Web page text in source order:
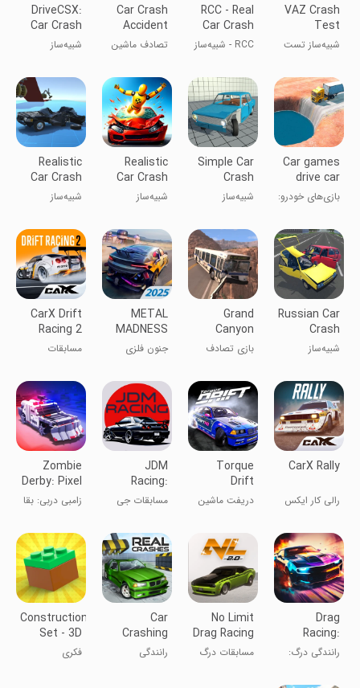
VAZ Crash
Test
Simulator 2
شبیه‌ساز تست
RCC - Real
Car Crash
Simulator
RCC - شبیه‌ساز
خودرو
Car Crash
Accident
Destruction
تصادف ماشین
DriveCSX:
Car Crash
Simulator
شبیه‌ساز
DriveCSX
Car games
drive car
parking
بازی‌های خودرو:
Simple Car
Crash
Physics
Sim
شبیه‌ساز
Realistic
Car Crash
Simulator
شبیه‌ساز
واقعی
Realistic
Car Crash
Simulator
شبیه‌ساز
واقع‌گرایانه
Russian Car
Crash
Simulator
شبیه‌ساز
روسی
Grand
Canyon
Auto Crash
Game
بازی تصادف
گرند کنیون
METAL
MADNESS
PvP: Car
Shooter
جنون فلزی
خودرو
CarX Drift
Racing 2
مسابقات
CarX Rally
رالی کار ایکس
Torque
Drift
دریفت ماشین
JDM
Racing:
Drag & Drift
race
مسابقات جی
Zombie
Derby: Pixel
Survival
زامبی دربی: بقا
Drag
Racing:
Streets
رانندگی درگ:
No Limit
Drag Racing
2
مسابقات درگ
Car
Crashing
Simulator
رانندگی
Construction
Set - 3D
Builder
فکری